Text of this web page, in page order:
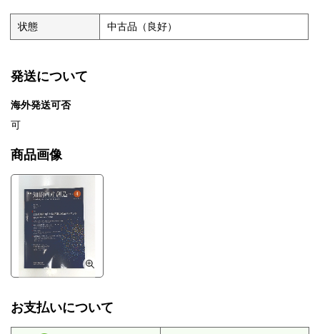
状態 中古品（良好）
発送について
海外発送可否
可
商品画像
お支払いについて